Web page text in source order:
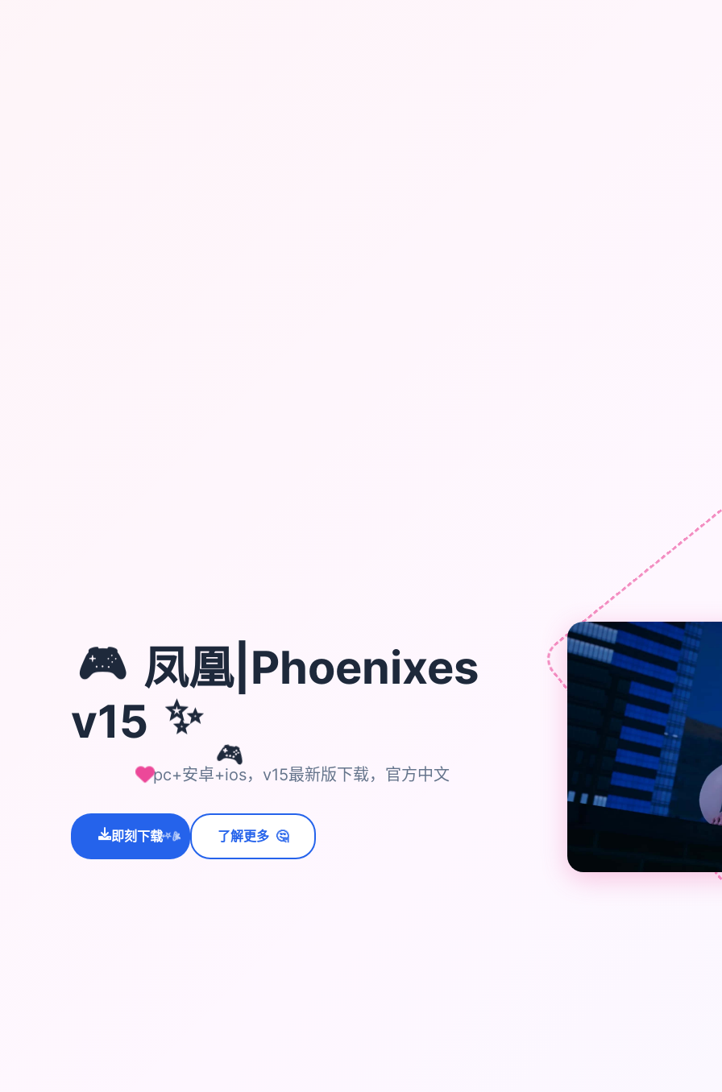
🎮
🎮 凤凰|Phoenixes
v15 ✨
pc+安卓+ios，v15最新版下载，官方中文
即刻下载
✨⭐💫 了解更多 🤔